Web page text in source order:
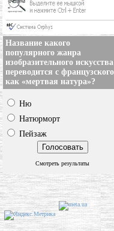
Название какого
популярного жанра
изобразительного искусства
переводится с французского
как «мертвая натура»?
Ню
Натюрморт
Пейзаж
Смотреть результаты